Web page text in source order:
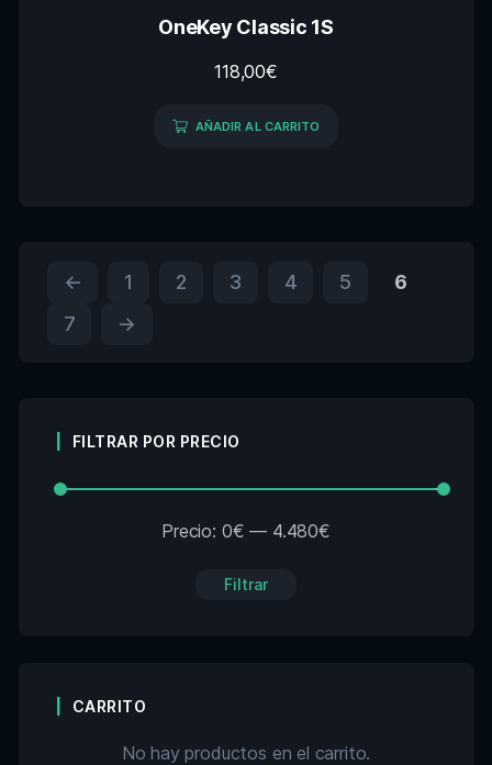
OneKey Classic 1S
118,00€
AÑADIR AL CARRITO
← 1 2 3 4 5
6
7
→
FILTRAR POR PRECIO
Filtrar
Precio: 0€ — 4.480€
CARRITO
No hay productos en el carrito.